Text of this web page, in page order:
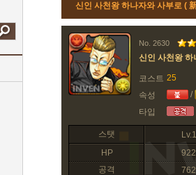
신인 사천왕 하나자와 사부로 (
No. 2630
신인 사천왕 하
코스트 25
속성
/
타입
스탯
Lv.1
HP
922
공격
762